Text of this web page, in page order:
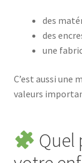
des
des
une
C’est aussi une
valeurs
Quel